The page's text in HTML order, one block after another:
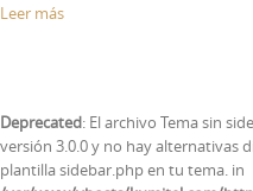
Leer más
Deprecated: El archivo Tema sin
versión 3.0.0 y no hay alternativas
plantilla sidebar.php en tu tema. in